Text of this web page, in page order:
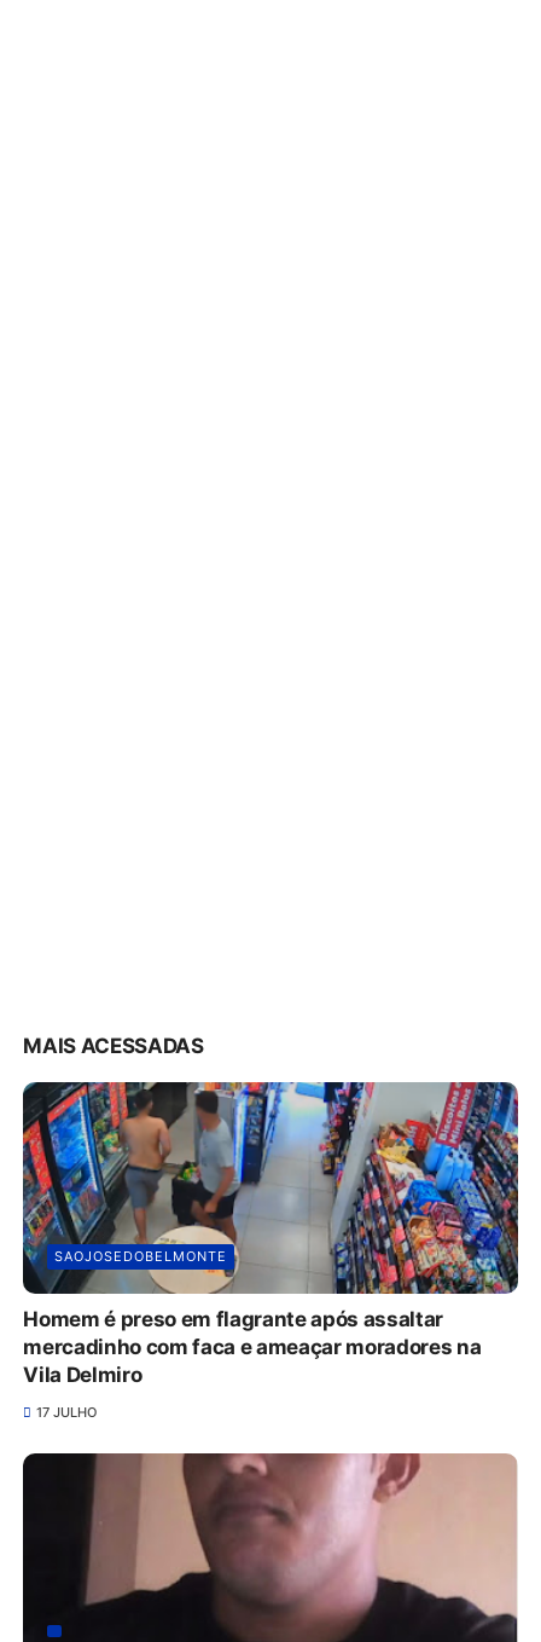
MAIS ACESSADAS
SAOJOSEDOBELMONTE
Homem é preso em flagrante após assaltar
mercadinho com faca e ameaçar moradores na
Vila Delmiro
17 JULHO